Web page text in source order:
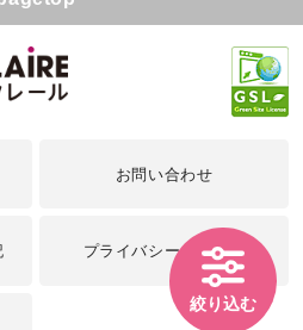
絞り込む
お問い合わせ
プライバシーポリシー